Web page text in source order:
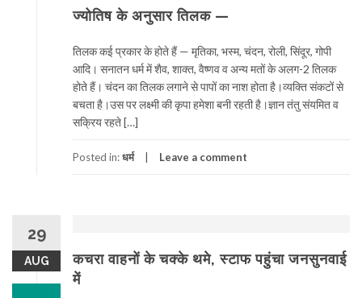
ज्योतिष के अनुसार तिलक —
तिलक कई प्रकार के होते हैं — मृतिका, भस्म, चंदन, रोली, सिंदूर, गोपी
आदि। सनातन धर्म में शैव, शाक्त, वैष्णव व अन्य मतों के अलग-2 तिलक
होते हैं। चंदन का तिलक लगाने से पापों का नाश होता है।व्यक्ति संकटों से
बचता है।उस पर लक्ष्मी की कृपा हमेशा बनी रहती है।ज्ञान तंतु संयमित व
सक्रिय रहते […]
Posted in:धर्म Leave a comment
29
AUG
कचरा वाहनों के चक्के थमे, स्टाफ पहुंचा जनसुनवाई
में